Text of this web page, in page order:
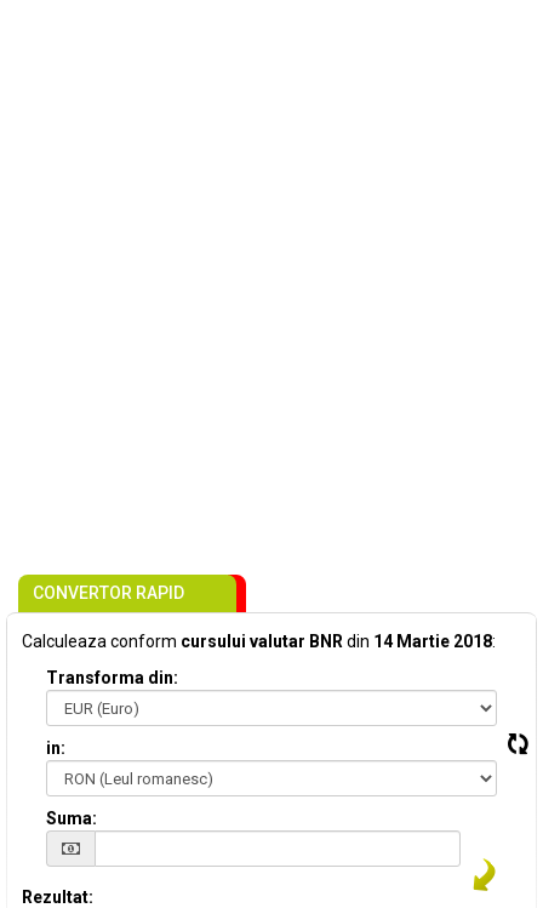
CONVERTOR RAPID
Calculeaza conform cursului valutar BNR din 14 Martie 2018:
Transforma din:
in:
Suma:
Rezultat: